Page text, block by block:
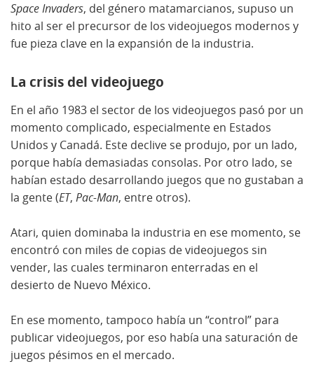
Space Invaders, del género matamarcianos, supuso un
hito al ser el precursor de los videojuegos modernos y
fue pieza clave en la expansión de la industria.
La crisis del videojuego
En el año 1983 el sector de los videojuegos pasó por un
momento complicado, especialmente en Estados
Unidos y Canadá. Este declive se produjo, por un lado,
porque había demasiadas consolas. Por otro lado, se
habían estado desarrollando juegos que no gustaban a
la gente (ET, Pac-Man, entre otros).
Atari, quien dominaba la industria en ese momento, se
encontró con miles de copias de videojuegos sin
vender, las cuales terminaron enterradas en el
desierto de Nuevo México.
En ese momento, tampoco había un “control” para
publicar videojuegos, por eso había una saturación de
juegos pésimos en el mercado.